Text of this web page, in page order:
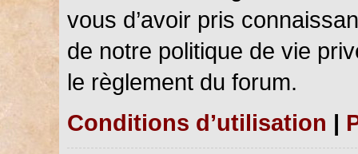
vous d’avoir pris
de notre politique de vie
le règlement du forum.
Conditions d’utilisation |